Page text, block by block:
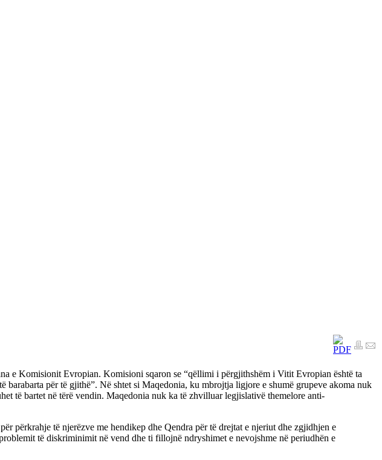
e Komisionit Evropian. Komisioni sqaron se “qëllimi i përgjithshëm i Vitit Evropian është ta
barabarta për të gjithë”. Në shtet si Maqedonia, ku mbrojtja ligjore e shumë grupeve akoma nuk
të bartet në tërë vendin. Maqedonia nuk ka të zhvilluar legjislativë themelore anti-
përkrahje të njerëzve me hendikep dhe Qendra për të drejtat e njeriut dhe zgjidhjen e
të diskriminimit në vend dhe ti fillojnë ndryshimet e nevojshme në periudhën e